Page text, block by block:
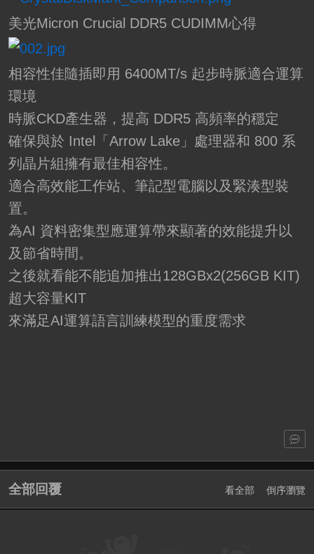
美光Micron Crucial DDR5 CUDIMM心得
相容性佳隨插即用 6400MT/s 起步時脈適合運算
環境
時脈CKD產生器，提高 DDR5 高頻率的穩定
確保與於 Intel「Arrow Lake」處理器和 800 系
列晶片組擁有最佳相容性。
適合高效能工作站、筆記型電腦以及緊湊型裝
置。
為AI 資料密集型應運算帶來顯著的效能提升以
及節省時間。
之後就看能不能追加推出128GBx2(256GB KIT)
超大容量KIT
來滿足AI運算語言訓練模型的重度需求
全部回覆 看全部 倒序瀏覽